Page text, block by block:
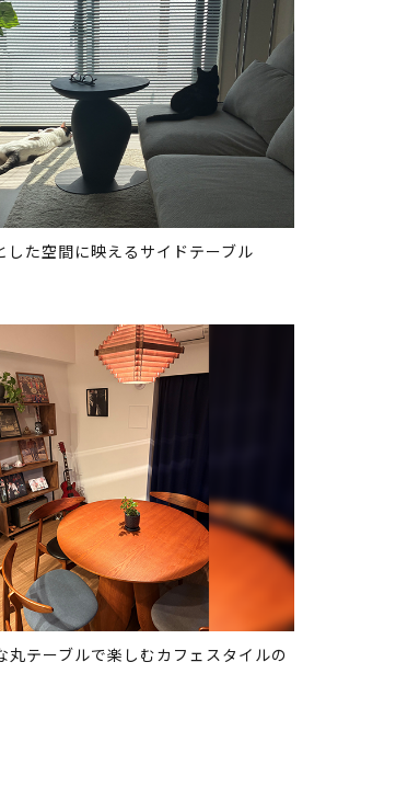
した空間に映えるサイドテーブル
丸テーブルで楽しむカフェスタイルの